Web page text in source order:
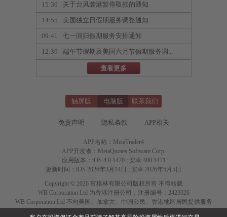
15:30 关于台风袭港暂停取款的通知
14:55 美国独立日假期服务调整通知
09:41 七一回归假期服务安排通知
12:39 端午节假期及美国六月节假期服务调...
查看更多
触屏版 电脑版 联系我们
免责声明 隐私条款 APP相关
APP名称：MetaTrader4
APP开发者：MetaQuotes Software Corp.
应用版本：iOS 4.0.1470 ; 安卓 400.1471
更新时间：iOS 2026年3月14日 ; 安卓 2026年5月5日
Copyright © 2026 富格林有限公司版权所有 不得转载
WB Corporation Ltd 为香港注册公司，注册编号：2423326
WB Corporation Ltd 不向美国、加拿大、中国公民、香港地区居民提供服务